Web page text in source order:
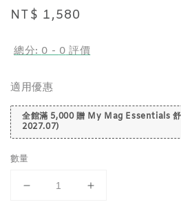
Regular
NT$ 1,580
總分: 0 - 0 評價
適用優惠
全館滿 5,000 贈 My Mag Essentials 舒
2027.07)
數量